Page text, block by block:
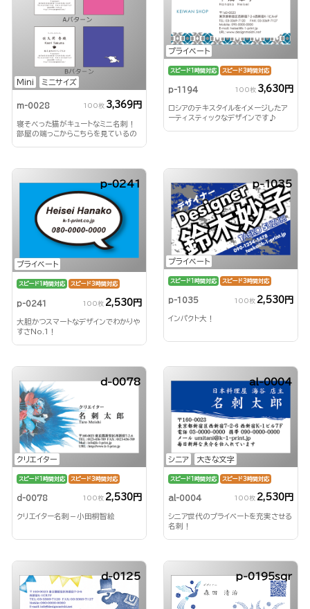
Mini ミニサイズ
m-0028 100枚 3,369円
寝そべった猫がキュートなミニ名刺！
部屋の端っこからこちらを見ているの
プライベート
スピード1時間対応 スピード3時間対応
p-1194 100枚 3,630円
ロシアのテキスタイルをイメージしたア
ーティスティックなデザインです♪
プライベート
p-0241
スピード1時間対応 スピード3時間対応
p-0241 100枚 2,530円
大胆かつスマートなデザインでわかりや
すさNo.1！
プライベート
p-1035
スピード1時間対応 スピード3時間対応
p-1035 100枚 2,530円
インパクト大！
クリエイター
d-0078
スピード1時間対応 スピード3時間対応
d-0078 100枚 2,530円
クリエイター名刺－小田桐智絵
シニア 大きな文字
al-0004
スピード1時間対応 スピード3時間対応
al-0004 100枚 2,530円
シニア世代のプライベートを充実させる
名刺！
d-0125 p-0195sqr